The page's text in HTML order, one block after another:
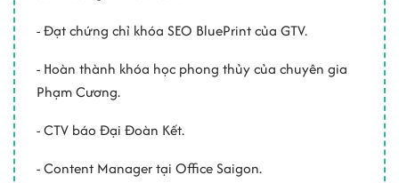
- Đạt chứng chỉ khóa SEO BluePrint của GTV.
- Hoàn thành khóa học phong thủy của chuyên gia
Phạm Cương.
- CTV báo Đại Đoàn Kết.
- Content Manager tại Office Saigon.